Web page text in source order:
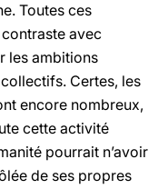
Toutes ces
avec
les ambitions
Certes, les
encore nombreux,
cette activité
pourrait n’avoir
de ses propres